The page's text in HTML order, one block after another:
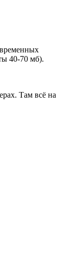
40-70 мб).
Там всё на